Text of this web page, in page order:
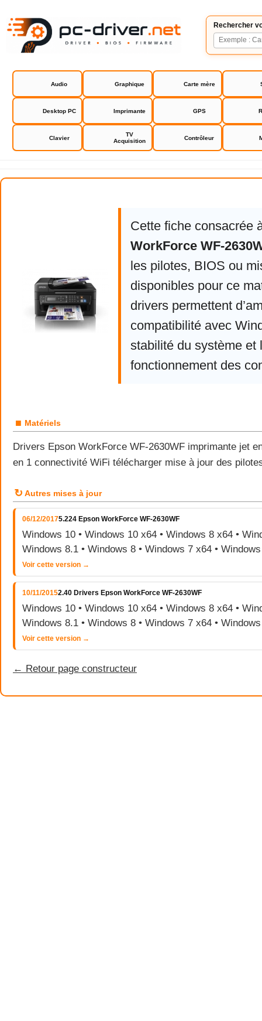
Rechercher
Audio Graphique Carte mère
Desktop PC Imprimante GPS
Clavier
TV
Acquisition
Contrôleur
Epson WorkForce WF-2630WF
Cette fiche consacrée
WorkForce WF-
les pilotes, BIOS ou
disponibles pour ce
drivers permettent
compatibilité avec
stabilité du système et
fonctionnement des
■ Matériels
Drivers Epson WorkForce WF-2630WF imprimante jet
en 1 connectivité WiFi télécharger mise à jour des
↻ Autres mises à jour
06/12/20175.224 Epson WorkForce WF-2630WF
Windows 10 • Windows 10 x64 • Windows 8 x64 •
Windows 8.1 • Windows 8 • Windows 7 x64 •
Voir cette version →
10/11/20152.40 Drivers Epson WorkForce WF-2630WF
Windows 10 • Windows 10 x64 • Windows 8 x64 •
Windows 8.1 • Windows 8 • Windows 7 x64 •
Voir cette version →
← Retour page constructeur